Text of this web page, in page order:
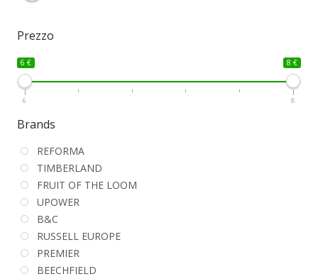
Prezzo
6 € 8 €
6 8
Brands
REFORMA
TIMBERLAND
FRUIT OF THE LOOM
UPOWER
B&C
RUSSELL EUROPE
PREMIER
BEECHFIELD